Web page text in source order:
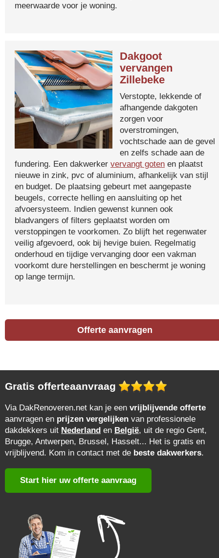
meerwaarde voor je woning.
Dakgoot
vervangen
Zillebeke
Verstopte, lekkende of
afhangende dakgoten
zorgen voor
overstromingen,
vochtschade aan de gevel
en zelfs schade aan de
fundering. Een dakwerker vervangt goten en plaatst
nieuwe in zink, pvc of aluminium, afhankelijk van stijl
en budget. De plaatsing gebeurt met aangepaste
beugels, correcte helling en aansluiting op het
afvoersysteem. Indien gewenst kunnen ook
bladvangers of filters geplaatst worden om
verstoppingen te voorkomen. Zo blijft het regenwater
veilig afgevoerd, ook bij hevige buien. Regelmatig
onderhoud en tijdige vervanging door een vakman
voorkomt dure herstellingen en beschermt je woning
op lange termijn.
Offerte aanvragen
Gratis offerteaanvraag
Via DakRenoveren.net kan je een vrijblijvende offerte
aanvragen en prijzen vergelijken van professionele
dakdekkers uit Nederland en België, uit de regio Gent,
Brugge, Antwerpen, Brussel, Hasselt... Het is gratis en
vrijblijvend. Kom in contact met de beste dakwerkers.
Start hier uw offerte aanvraag